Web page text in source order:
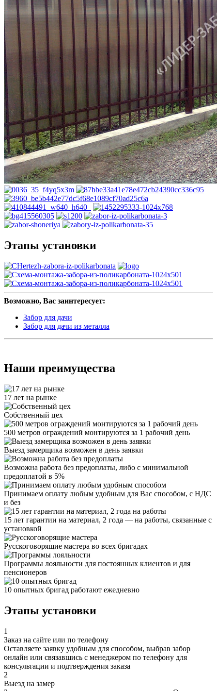
Этапы установки
Возможно, Вас заинтересует:
Забор для дачи
Забор для дачи из металла
Наши преимущества
17 лет на рынке
Собственный цех
500 метров ограждений монтируются за 1 рабочий день
Выезд замерщика возможен в день заявки
Возможна работа без предоплаты, либо с минимальной
предоплатой в 5%
Принимаем оплату любым удобным для Вас способом, с НДС
и без
15 лет гарантии на материал, 2 года — на работы, связанные с
установкой
Русскоговорящие мастера во всех бригадах
Программы лояльности для постоянных клиентов и для
пенсионеров
10 опытных бригад работают ежедневно
Этапы установки
1
Заказ на сайте или по телефону
Оставляете заявку удобным для способом, выбрав забор
онлайн или связавшись с менеджером по телефону для
консультации и подтверждения заказа
2
Выезд на замер